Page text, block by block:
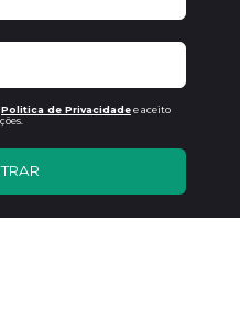
Politica de Privacidadee aceito